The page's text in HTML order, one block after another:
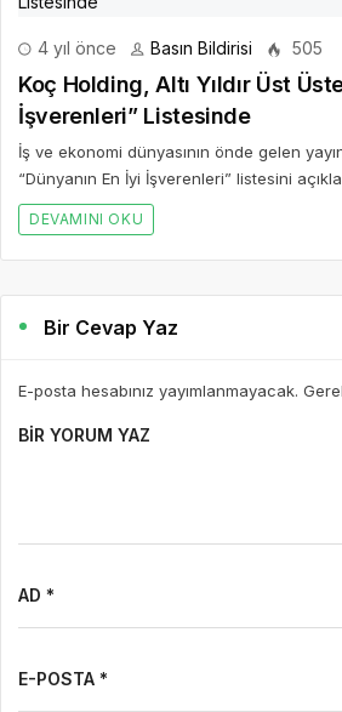
4 yıl önce Basın Bildirisi 505
Koç Holding, Altı Yıldır Üst
İşverenleri” Listesinde
İş ve ekonomi dünyasının önde gelen
“Dünyanın En İyi İşverenleri” listesini
DEVAMINI OKU
Bir Cevap Yaz
E-posta hesabınız yayımlanmayacak.
BIR YORUM YAZ
AD *
E-POSTA *